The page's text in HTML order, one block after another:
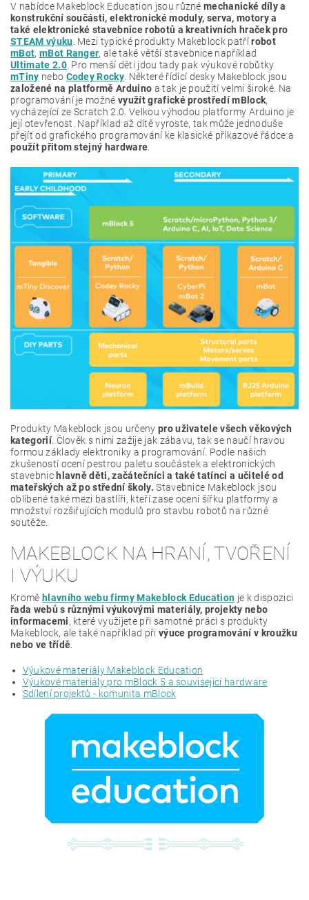
V nabídce Makeblock Education jsou různémechanické díly a
konstrukční součásti, elektronické moduly, serva, motory a
také elektronické stavebnice robotů a kreativních hraček pro
STEAM výuku. Mezi typické produkty Makeblock patřírobot
mBot, mBot Ranger, ale také větší stavebnice například
Ultimate 2.0. Pro menší děti jdou tady pak výukové robůtky
mTiny nebo Codey Rocky. Některé řídící desky Makeblock jsou
založené na platformě Arduino a tak je použití velmi široké. Na
programování je možnévyužít grafické prostředí mBlock,
vycházející ze Scratch 2.0. Velkou výhodou platformy Arduino je
její otevřenost. Například až dítě vyroste, tak může jednoduše
přejít od grafického programování ke klasické příkazové řádce a
použít přitom stejný hardware.
Produkty Makeblock jsou určeny pro uživatele všech věkových
kategorií. Člověk s nimi zažije jak zábavu, tak se naučí hravou
formou základy elektroniky a programování. Podle našich
zkušeností ocení pestrou paletu součástek a elektronických
stavebnic hlavně děti, začátečníci a také tatínci a učitelé od
mateřských až po střední školy. Stavebnice Makeblock jsou
oblíbené také mezi bastlíři, kteří zase ocení šířku platformy a
množství rozšiřujících modulů pro stavbu robotů na různé
soutěže.
MAKEBLOCK NA HRANÍ, TVOŘENÍ
I VÝUKU
Kromě hlavního webu firmy Makeblock Education je k dispozici
řada webů s různými výukovými materiály, projekty nebo
informacemi, které využijete při samotné práci s produkty
Makeblock, ale také například při výuce programování v kroužku
nebo ve třídě.
Výukové materiály Makeblock Education
Výukové materiály pro mBlock 5 a související hardware
Sdílení projektů - komunita mBlock